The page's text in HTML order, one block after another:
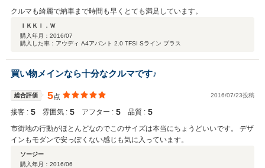
クルマも綺麗で納車まで時間も早くとても満足しています。
ＩＫＫＩ．Ｗ
購入年月： 2016/07
購入した車：アウディ A4アバント 2.0 TFSI Sライン プラス
買い物メインなら十分なクルマです♪
総合評価 5点 2016/07/23投稿
接客 : 5 雰囲気 : 5 アフター : 5 品質 : 5
市街地の行動がほとんどなのでこのサイズは本当にちょうどいいです。 デザ
インもモダンで安っぽくない感じも気に入っています。
ソージー
購入年月： 2016/06